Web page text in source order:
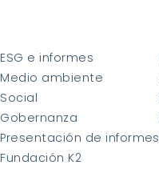
ESG e informes
Medio ambiente
Social
Gobernanza
Presentación de informes
Fundación K2